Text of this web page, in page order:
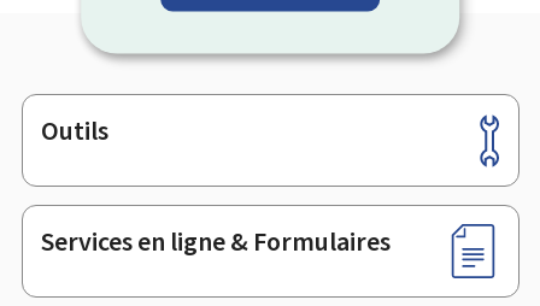
Pied
de
page
Outils
Services en ligne & Formulaires